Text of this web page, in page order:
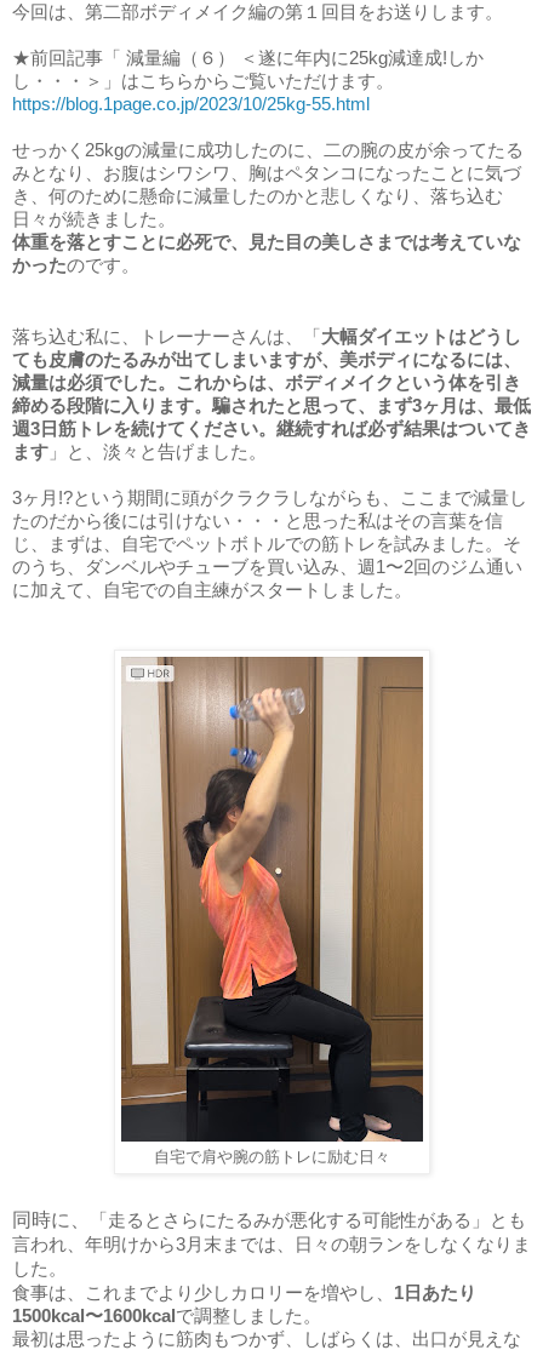
今回は、第二部ボディメイク編の第１回目をお送りします。
★前回記事「 減量編（６）
＜遂に年内に25kg減達成!しか
し・・・＞ 」 はこちらからご覧いただけます。
https://blog.1page.co.jp/2023/10/25kg-55.html
せっかく25kgの減量に成功したのに、二の腕の皮が余ってたる
みとなり、 お腹はシワシワ、胸はペタンコになったことに気づ
き、何のために懸命に減量したのかと悲しくなり、落ち込む
日々が続きました。
体重を落とすことに必死で、見た目の美しさまでは考えていな
かったのです。
落ち込む私に、トレーナーさんは、「 大幅ダイエットはどうし
ても皮膚のたるみが出てしまいますが、美ボディになるには、
減量は必須でした。これからは、ボディメイクという体を引き
締める段階に入ります。騙されたと思って、まず3ヶ月は、最低
週3日筋トレを続けてください。継続すれば必ず結果はついてき
ます 」と、淡々と告げました。
3ヶ月!?という期間に頭がクラクラしながらも、ここまで減量し
たのだから後には引けない・・・と思った私はその言葉を信
じ、まずは、自宅でペットボトルでの筋トレを試みました。そ
のうち、ダンベルやチューブを買い込み、週1〜2回のジム通い
に加えて、自宅での自主練がスタートしました。
自宅で肩や腕の筋トレに励む日々
同時に、
「走るとさらにたるみが悪化する可能性がある」とも
言われ、年明けから3月末までは、日々の朝ランをしなくなりま
した。
食事は、これまでより少しカロリーを増やし、 1日あたり
1500kcal〜1600kcal で調整しました。
最初は思ったように筋肉もつかず、しばらくは、出口が見えな